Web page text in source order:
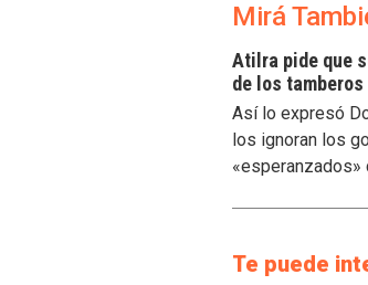
Mirá
Atilra pide que
de los tamberos
Así lo expresó
los ignoran los
«esperanzados»
Te puede